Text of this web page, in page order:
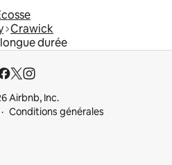
Crawick
durée
Airbnb, Inc.
Conditions générales